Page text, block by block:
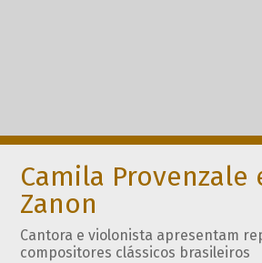
Camila Provenzale
Zanon
Cantora e violonista apresentam
compositores clássicos brasileiros